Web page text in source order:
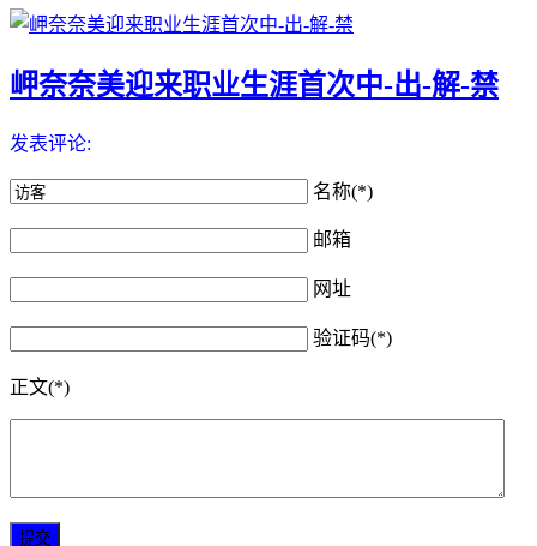
岬奈奈美迎来职业生涯首次中-出-解-禁
发表评论:
名称(*)
邮箱
网址
验证码(*)
正文(*)